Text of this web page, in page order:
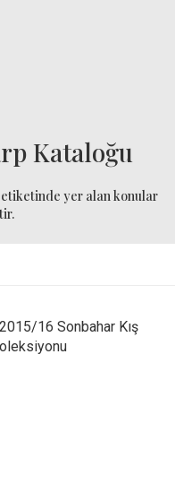
Kataloğu
yer alan konular
16 Sonbahar Kış